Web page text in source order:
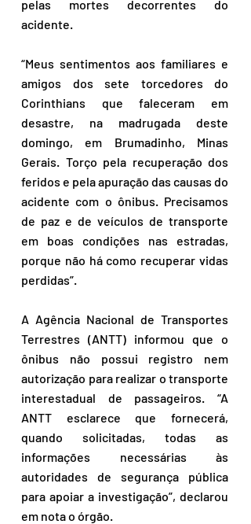
pelas mortes decorrentes do
acidente.
“Meus sentimentos aos familiares e
amigos dos sete torcedores do
Corinthians que faleceram em
desastre, na madrugada deste
domingo, em Brumadinho, Minas
Gerais. Torço pela recuperação dos
feridos e pela apuração das causas do
acidente com o ônibus. Precisamos
de paz e de veículos de transporte
em boas condições nas estradas,
porque não há como recuperar vidas
perdidas”.
A Agência Nacional de Transportes
Terrestres (ANTT) informou que o
ônibus não possui registro nem
autorização para realizar o transporte
interestadual de passageiros. “A
ANTT esclarece que fornecerá,
quando solicitadas, todas as
informações necessárias às
autoridades de segurança pública
para apoiar a investigação”, declarou
em nota o órgão.